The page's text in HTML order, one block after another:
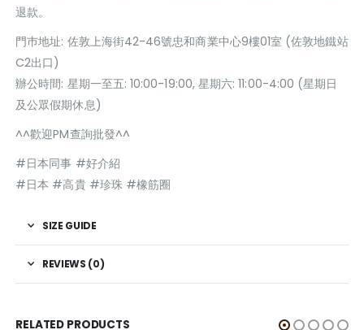
退款。
門巿地址: 佐敦上海街42-46號忠和商業中心9樓01室 (佐敦地鐵站
C2出口)
辦公時間: 星期一至五: 10:00-19:00, 星期六: 11:00-4:00 (星期日
及公眾假期休息)
^^歡迎PM查詢批發^^
#日本同事 #好介紹
#日本 #高貴 #珍珠 #橡筋圈
SIZE GUIDE
REVIEWS (0)
RELATED PRODUCTS